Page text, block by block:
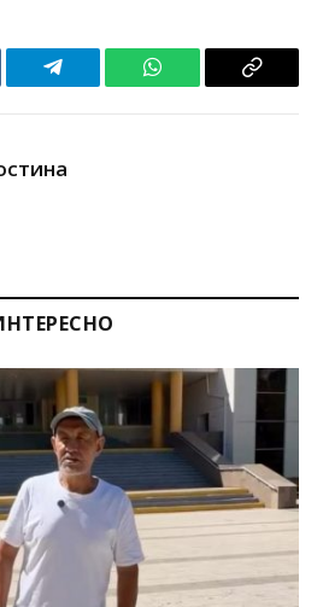
Telegram WhatsApp Copy